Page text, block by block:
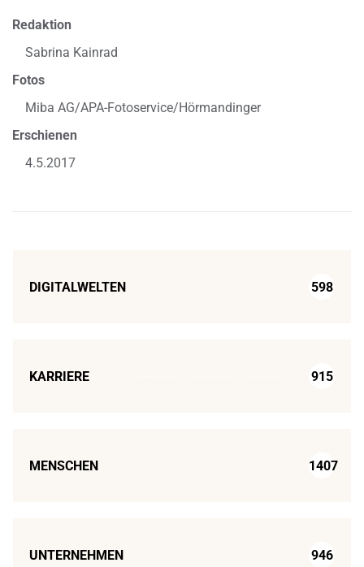
Redaktion
Sabrina Kainrad
Fotos
Miba AG/APA-Fotoservice/Hörmandinger
Erschienen
4.5.2017
DIGITALWELTEN 598
KARRIERE 915
MENSCHEN 1407
UNTERNEHMEN 946